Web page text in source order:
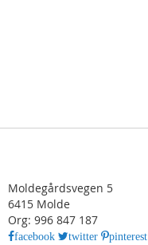
Moldegårdsvegen 5
6415 Molde
Org: 996 847 187
facebook twitter pinterest